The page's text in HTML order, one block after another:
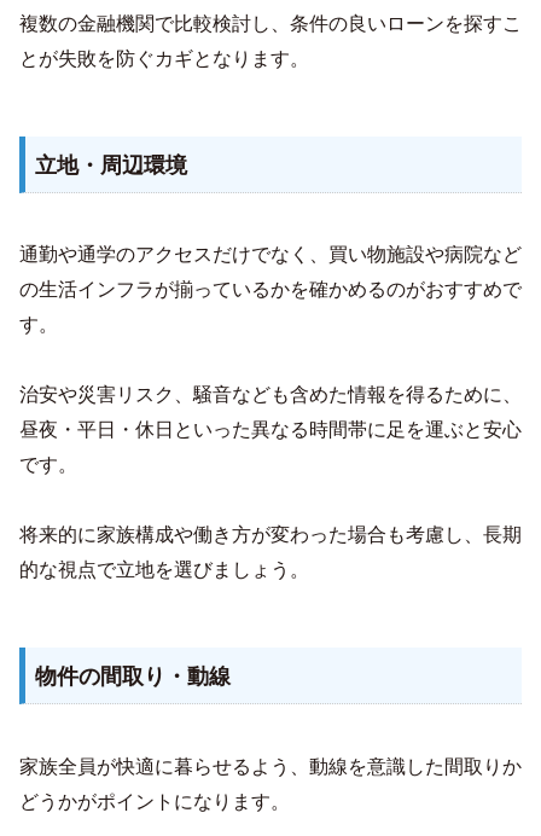
複数の金融機関で比較検討し、条件の良いローンを探すこ
とが失敗を防ぐカギとなります。
立地・周辺環境
通勤や通学のアクセスだけでなく、買い物施設や病院など
の生活インフラが揃っているかを確かめるのがおすすめで
す。
治安や災害リスク、騒音なども含めた情報を得るために、
昼夜・平日・休日といった異なる時間帯に足を運ぶと安心
です。
将来的に家族構成や働き方が変わった場合も考慮し、長期
的な視点で立地を選びましょう。
物件の間取り・動線
家族全員が快適に暮らせるよう、動線を意識した間取りか
どうかがポイントになります。